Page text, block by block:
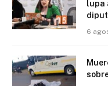
lupa
6